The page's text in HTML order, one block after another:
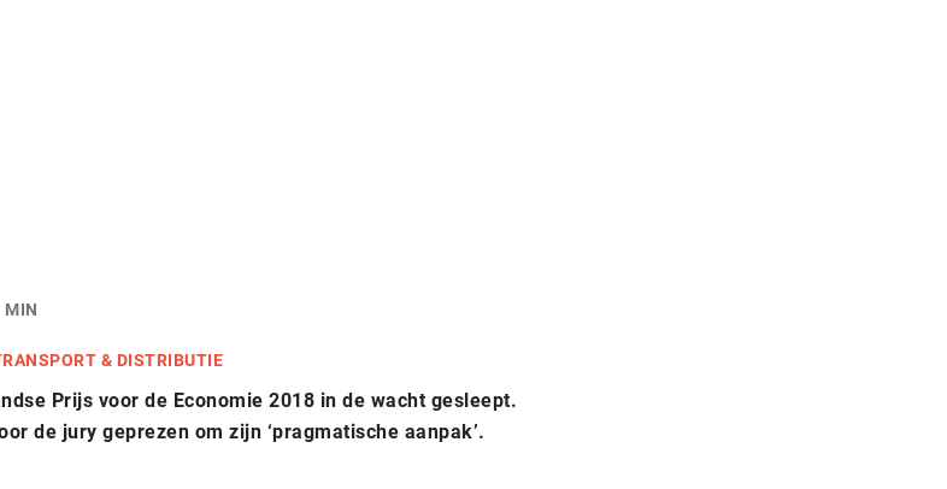
MIN
& DISTRIBUTIE
Prijs voor de Economie 2018 in de wacht gesleept.
de jury geprezen om zijn ‘pragmatische aanpak’.